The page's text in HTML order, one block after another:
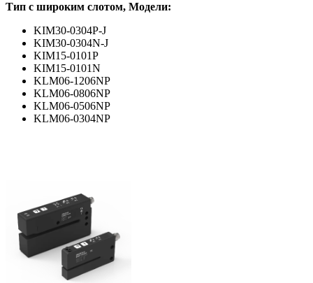
Тип с широким слотом, Модели:
KIM30-0304P-J
KIM30-0304N-J
KIM15-0101P
KIM15-0101N
KLM06-1206NP
KLM06-0806NP
KLM06-0506NP
KLM06-0304NP